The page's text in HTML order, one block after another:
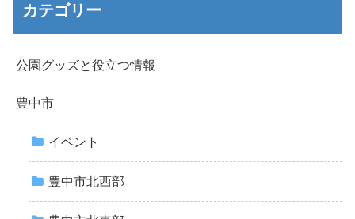
カテゴリー
公園グッズと役立つ情報
豊中市
イベント
豊中市北西部